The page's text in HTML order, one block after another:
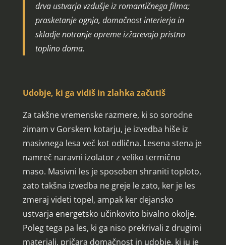
drva ustvarja vzdušje iz romantičnega filma;
prasketanje ognja, domačnost interierja in
skladje notranje opreme izžarevajo pristno
toplino doma.
Udobje, ki ga vidiš in zlahka začutiš
Za takšne vremenske razmere, ki so sorodne
zimam v Gorskem kotarju, je izvedba hiše iz
masivnega lesa več kot odlična. Lesena stena je
namreč naravni izolator z veliko termično
maso. Masivni les je sposoben shraniti toploto,
zato takšna izvedba ne greje le zato, ker je les
zmeraj videti topel, ampak ker dejansko
ustvarja energetsko učinkovito bivalno okolje.
Poleg tega pa les, ki ga niso prekrivali z drugimi
materiali, pričara domačnost in udobje, ki ju je